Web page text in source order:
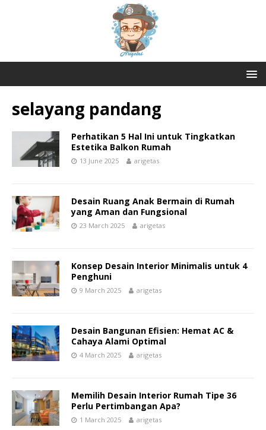
selayang pandang
Perhatikan 5 Hal Ini untuk Tingkatkan
Estetika Balkon Rumah
13 June 2025 arigetas
Desain Ruang Anak Bermain di Rumah
yang Aman dan Fungsional
23 March 2025 arigetas
Konsep Desain Interior Minimalis untuk 4
Penghuni
9 March 2025 arigetas
Desain Bangunan Efisien: Hemat AC &
Cahaya Alami Optimal
4 March 2025 arigetas
Memilih Desain Interior Rumah Tipe 36
Perlu Pertimbangan Apa?
1 March 2025 arigetas